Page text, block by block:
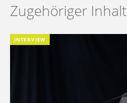
Zugehöriger Inhalt
INTERVIEW